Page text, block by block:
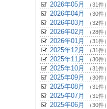
2026年05月 （31件）
2026年04月 （30件）
2026年03月 （32件）
2026年02月 （28件）
2026年01月 （31件）
2025年12月 （31件）
2025年11月 （30件）
2025年10月 （31件）
2025年09月 （30件）
2025年08月 （31件）
2025年07月 （31件）
2025年06月 （30件）